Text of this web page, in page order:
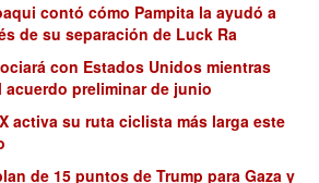
contó cómo Pampita la ayudó a
de su separación de Luck Ra
con Estados Unidos mientras
preliminar de junio
activa su ruta ciclista más larga este
de 15 puntos de Trump para Gaza y